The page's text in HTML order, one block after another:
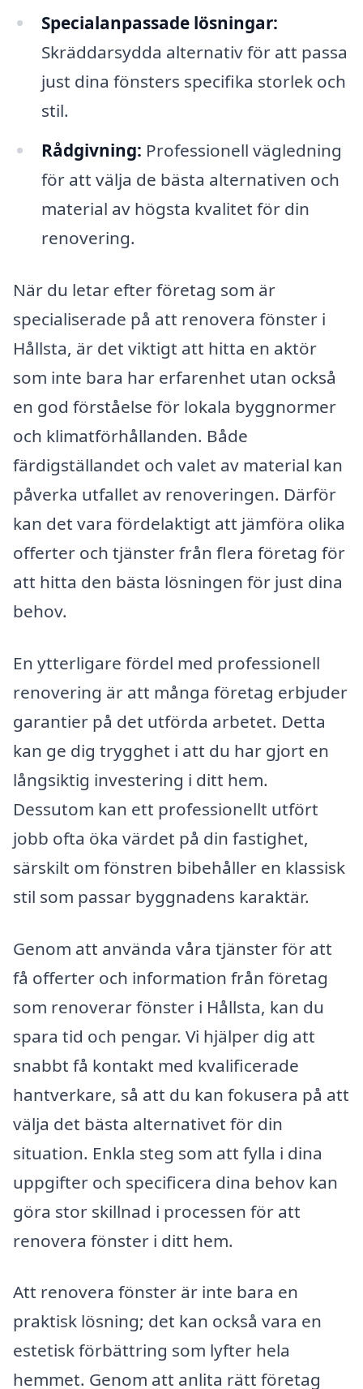
Specialanpassade lösningar:
Skräddarsydda alternativ för att passa
just dina fönsters specifika storlek och
stil.
Rådgivning: Professionell vägledning
för att välja de bästa alternativen och
material av högsta kvalitet för din
renovering.
När du letar efter företag som är
specialiserade på att renovera fönster i
Hållsta, är det viktigt att hitta en aktör
som inte bara har erfarenhet utan också
en god förståelse för lokala byggnormer
och klimatförhållanden. Både
färdigställandet och valet av material kan
påverka utfallet av renoveringen. Därför
kan det vara fördelaktigt att jämföra olika
offerter och tjänster från flera företag för
att hitta den bästa lösningen för just dina
behov.
En ytterligare fördel med professionell
renovering är att många företag erbjuder
garantier på det utförda arbetet. Detta
kan ge dig trygghet i att du har gjort en
långsiktig investering i ditt hem.
Dessutom kan ett professionellt utfört
jobb ofta öka värdet på din fastighet,
särskilt om fönstren bibehåller en klassisk
stil som passar byggnadens karaktär.
Genom att använda våra tjänster för att
få offerter och information från företag
som renoverar fönster i Hållsta, kan du
spara tid och pengar. Vi hjälper dig att
snabbt få kontakt med kvalificerade
hantverkare, så att du kan fokusera på att
välja det bästa alternativet för din
situation. Enkla steg som att fylla i dina
uppgifter och specificera dina behov kan
göra stor skillnad i processen för att
renovera fönster i ditt hem.
Att renovera fönster är inte bara en
praktisk lösning; det kan också vara en
estetisk förbättring som lyfter hela
hemmet. Genom att anlita rätt företag